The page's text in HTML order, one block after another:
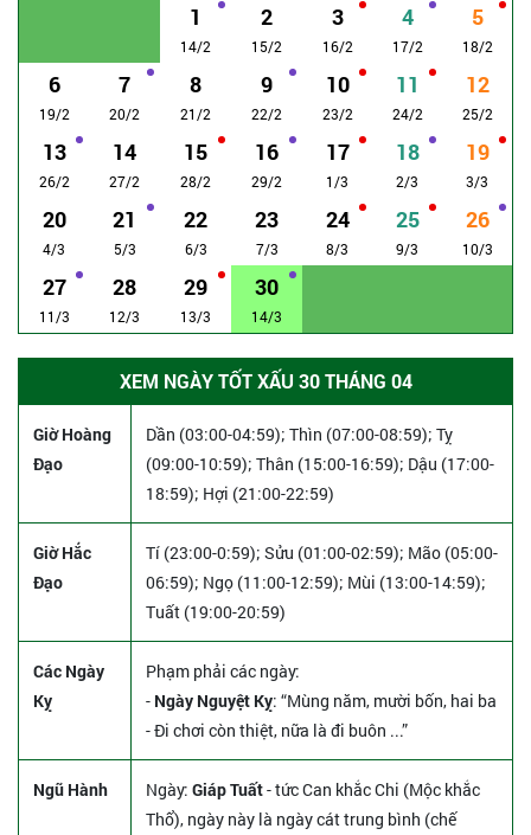
1
14/2
2
15/2
3
16/2
4
17/2
5
18/2
6
19/2
7
20/2
8
21/2
9
22/2
10
23/2
11
24/2
12
25/2
13
26/2
14
27/2
15
28/2
16
29/2
17
1/3
18
2/3
19
3/3
20
4/3
21
5/3
22
6/3
23
7/3
24
8/3
25
9/3
26
10/3
27
11/3
28
12/3
29
13/3
30
14/3
XEM NGÀY TỐT XẤU 30 THÁNG 04
Giờ Hoàng
Đạo
Dần (03:00-04:59); Thìn (07:00-08:59); Tỵ
(09:00-10:59); Thân (15:00-16:59); Dậu (17:00-
18:59); Hợi (21:00-22:59)
Giờ Hắc
Đạo
Tí (23:00-0:59); Sửu (01:00-02:59); Mão (05:00-
06:59); Ngọ (11:00-12:59); Mùi (13:00-14:59);
Tuất (19:00-20:59)
Các Ngày
Kỵ
Phạm phải các ngày:
- Ngày Nguyệt Kỵ: “Mùng năm, mười bốn, hai ba
- Đi chơi còn thiệt, nữa là đi buôn ...”
Ngũ Hành Ngày: Giáp Tuất- tức Can khắc Chi (Mộc khắc
Thổ), ngày này là ngày cát trung bình (chế